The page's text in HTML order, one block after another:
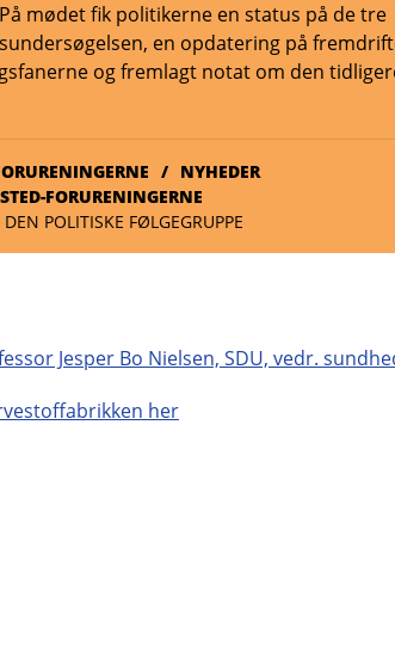
mødet fik politikerne en status på de tre
en opdatering på
og fremlagt notat om den
NYHEDER
FORURENINGERNE
POLITISKE FØLGEGRUPPE
Jesper Bo Nielsen, SDU, vedr.
her